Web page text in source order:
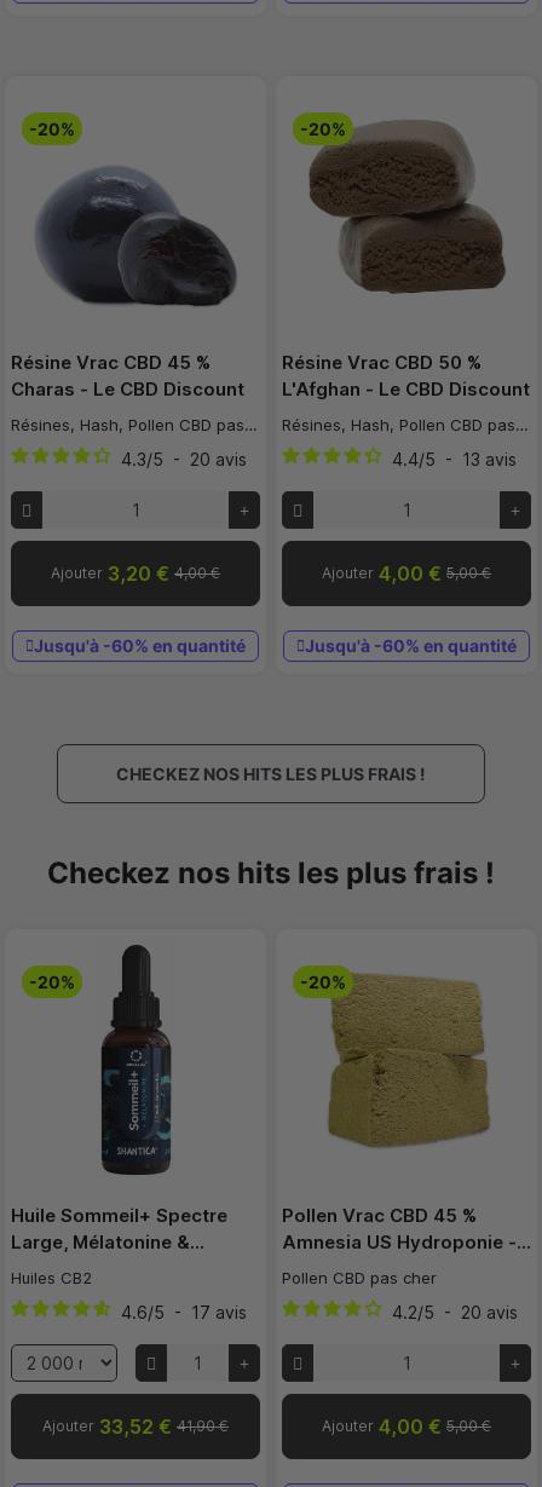
-20%
Résine Vrac CBD 45 %
Charas - Le CBD Discount
Résines, Hash, Pollen CBD pas cher
4.3/5 - 20 avis
Ajouter 3,20 € 4,00 €
Jusqu'à -60% en quantité
-20%
Résine Vrac CBD 50 %
L'Afghan - Le CBD Discount
Résines, Hash, Pollen CBD pas cher
4.4/5 - 13 avis
Ajouter 4,00 € 5,00 €
Jusqu'à -60% en quantité
CHECKEZ NOS HITS LES PLUS FRAIS !
Checkez nos hits les plus frais !
-20%
Huile Sommeil+ Spectre
Large, Mélatonine &…
Huiles CB2
4.6/5 - 17 avis
Ajouter 33,52 € 41,90 €
-20%
Pollen Vrac CBD 45 %
Amnesia US Hydroponie -…
Pollen CBD pas cher
4.2/5 - 20 avis
Ajouter 4,00 € 5,00 €